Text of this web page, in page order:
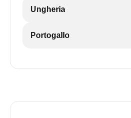
Ungheria
Portogallo